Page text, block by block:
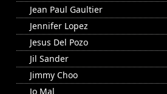
Jean Paul Gaultier
Jennifer Lopez
Jesus Del Pozo
Jil Sander
Jimmy Choo
Jo Mal